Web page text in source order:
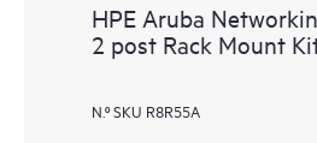
HPE Aruba
2 post Rack Mount
N.º SKU R8R55A